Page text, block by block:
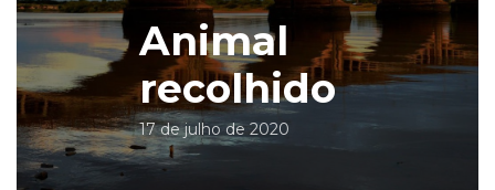
Animal
recolhido
17 de julho de 2020